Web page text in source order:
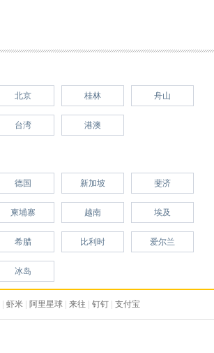
北京 桂林 舟山
台湾 港澳
德国 新加坡 斐济
柬埔寨 越南 埃及
希腊 比利时 爱尔兰
冰岛
虾米 阿里星球 来往 钉钉 支付宝